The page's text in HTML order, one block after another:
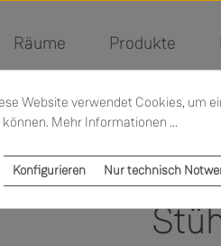
Räume Produkte
Website verwendet Cookies, um
können. Mehr Informationen ...
Nur technisch
Konfigurieren